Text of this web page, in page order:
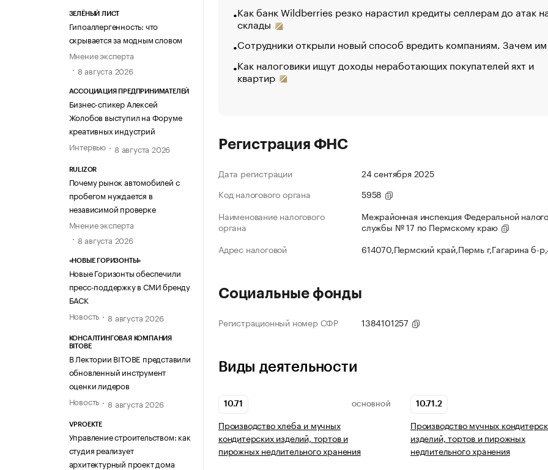
ЗЕЛЁНЫЙ ЛИСТ
Гипоаллергенность: что
скрывается за модным словом
Мнение эксперта
8 августа 2026
АССОЦИАЦИЯ ПРЕДПРИНИМАТЕЛЕЙ
Бизнес-спикер Алексей
Жолобов выступил на Форуме
креативных индустрий
Интервью
8 августа 2026
RULIZOR
Почему рынок автомобилей с
пробегом нуждается в
независимой проверке
Мнение эксперта
8 августа 2026
«НОВЫЕ ГОРИЗОНТЫ»
Новые Горизонты обеспечили
пресс-поддержку в СМИ бренду
БАСК
Новость
8 августа 2026
КОНСАЛТИНГОВАЯ КОМПАНИЯ
BITOBE
В Лектории BITOBE представили
обновленный инструмент
оценки лидеров
Новость
8 августа 2026
VPROEKTE
Управление строительством: как
студия реализует
архитектурный проект дома
Как банк Wildberries резко нарастил кредиты селлерам до атак
склады
Сотрудники открыли новый способ вредить компаниям. Зачем
Как налоговики ищут доходы неработающих покупателей яхт и
квартир
Регистрация ФНС
Дата регистрации
24 сентября 2025
Код налогового органа
5958
Наименование налогового
органа
Межрайонная инспекция Федеральной
службы № 17 по Пермскому краю
Адрес налоговой
614070,Пермский край,Пермь г,Гагарина б-
Социальные фонды
Регистрационный номер СФР 1384101257
Виды деятельности
10.71 ОСНОВНОЙ
Производство хлеба и мучных
кондитерских изделий, тортов и
пирожных недлительного хранения
10.71.2
Производство мучных
изделий, тортов и пирожных
недлительного хранения